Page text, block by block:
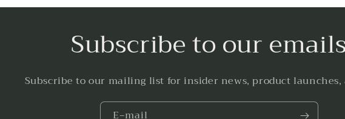
Subscribe to our
Subscribe to our mailing list for insider news, product launches,
E‑mail